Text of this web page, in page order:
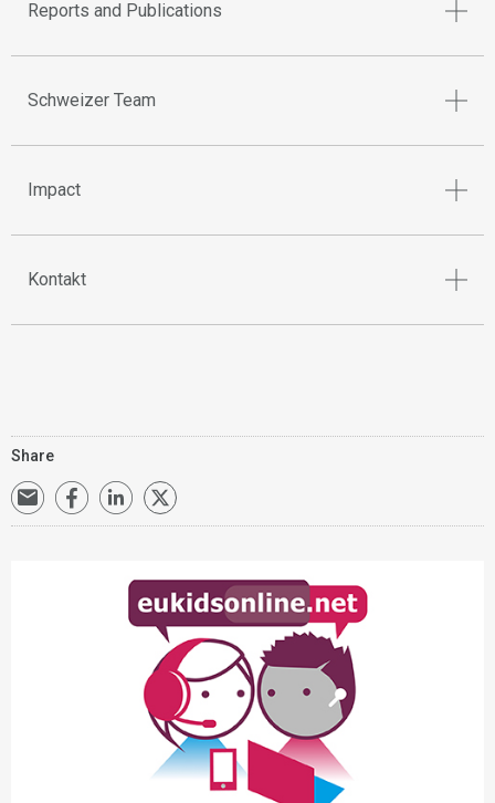
Reports and Publications
Schweizer Team
Impact
Kontakt
Share